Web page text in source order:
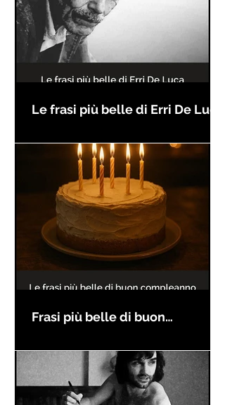
Le frasi più belle di Erri De Luca
Frasi più belle di buon